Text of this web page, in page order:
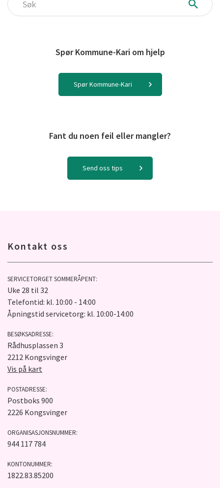
Søk
Spør Kommune-Kari om hjelp
Spør Kommune-Kari
Fant du noen feil eller mangler?
Send oss tips
Kontakt oss
SERVICETORGET SOMMERÅPENT:
Uke 28 til 32
Telefontid: kl. 10:00 - 14:00
Åpningstid servicetorg: kl. 10:00-14:00
BESØKSADRESSE:
Rådhusplassen 3
2212 Kongsvinger
Vis på kart
POSTADRESSE:
Postboks 900
2226 Kongsvinger
ORGANISASJONSNUMMER:
944 117 784
KONTONUMMER:
1822.83.85200